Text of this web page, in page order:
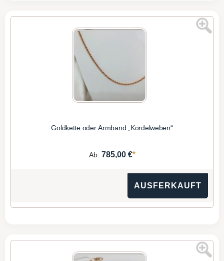
Goldkette oder Armband „Kordelweben“
Ab: 785,00 €*
AUSFERKAUFT